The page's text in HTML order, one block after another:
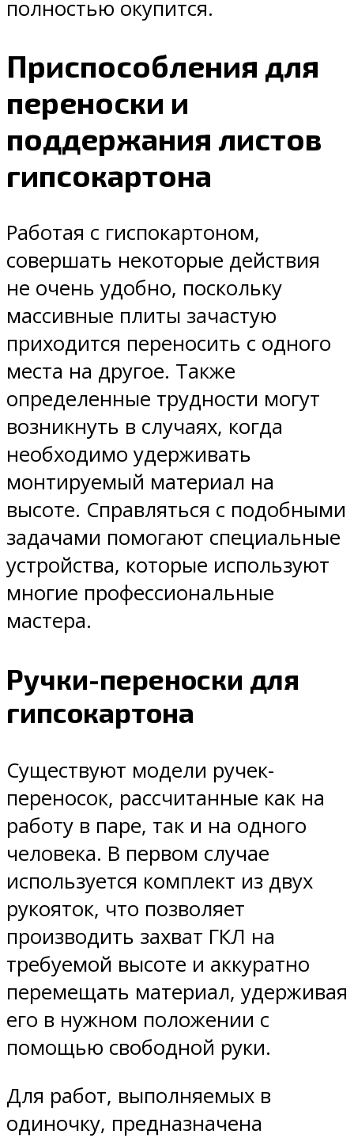
полностью окупится.
Приспособления для
переноски и
поддержания листов
гипсокартона
Работая с гиспокартоном,
совершать некоторые действия
не очень удобно, поскольку
массивные плиты зачастую
приходится переносить с одного
места на другое. Также
определенные трудности могут
возникнуть в случаях, когда
необходимо удерживать
монтируемый материал на
высоте. Справляться с подобными
задачами помогают специальные
устройства, которые используют
многие профессиональные
мастера.
Ручки-переноски для
гипсокартона
Существуют модели ручек-
переносок, рассчитанные как на
работу в паре, так и на одного
человека. В первом случае
используется комплект из двух
рукояток, что позволяет
производить захват ГКЛ на
требуемой высоте и аккуратно
перемещать материал, удерживая
его в нужном положении с
помощью свободной руки.
Для работ, выполняемых в
одиночку, предназначена